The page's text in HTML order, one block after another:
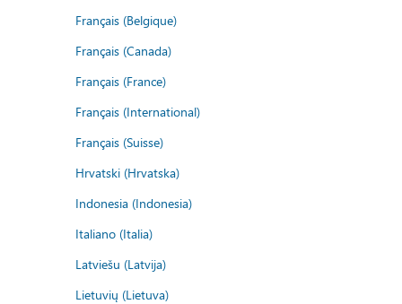
Français (Belgique)
Français (Canada)
Français (France)
Français (International)
Français (Suisse)
Hrvatski (Hrvatska)
Indonesia (Indonesia)
Italiano (Italia)
Latviešu (Latvija)
Lietuvių (Lietuva)